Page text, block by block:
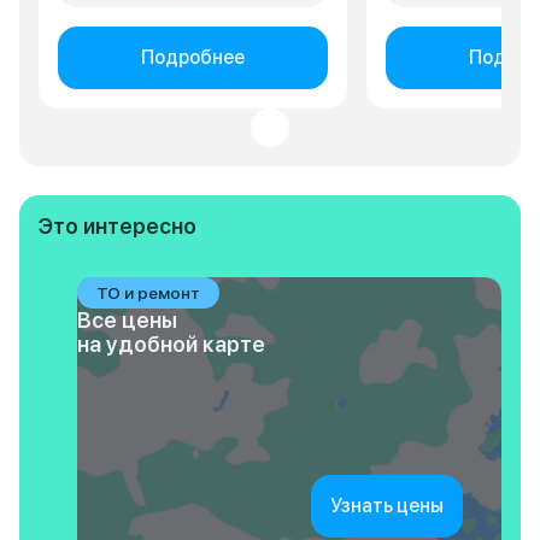
Подробнее
Это интересно
ТО и ремонт
Все цены
на удобной карте
Узнать цены